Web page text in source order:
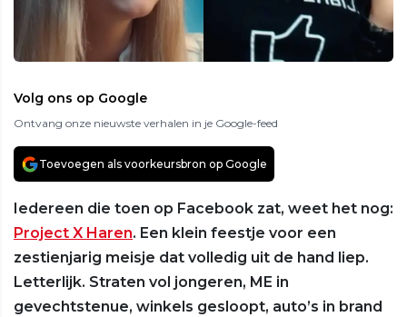
Volg ons op Google
Ontvang onze nieuwste verhalen in je Google-feed
Toevoegen als voorkeursbron op Google
Iedereen die toen op Facebook zat, weet het nog:
Project X Haren. Een klein feestje voor een
zestienjarig meisje dat volledig uit de hand liep.
Letterlijk. Straten vol jongeren, ME in
gevechtstenue, winkels gesloopt, auto’s in brand